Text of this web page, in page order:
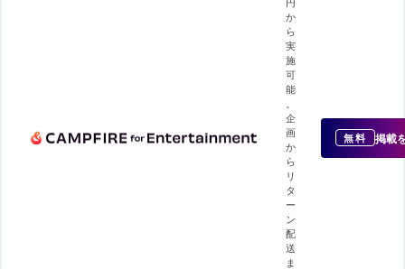
か
ら
実
施
可
能
企
画
か
ら
リ
タ
ー
ン
配
送
ま
無料 掲載